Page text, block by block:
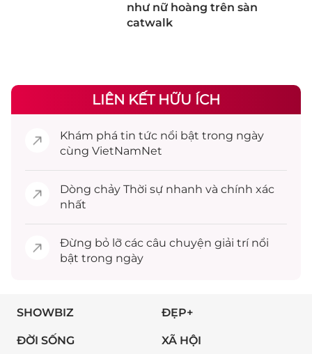
như nữ hoàng trên sàn
catwalk
LIÊN KẾT HỮU ÍCH
Khám phá tin tức nổi bật trong ngày
cùng VietNamNet
Dòng chảy Thời sự nhanh và chính xác
nhất
Đừng bỏ lỡ các câu chuyện giải trínổi
bật trong ngày
SHOWBIZ ĐẸP+
ĐỜI SỐNG XÃ HỘI